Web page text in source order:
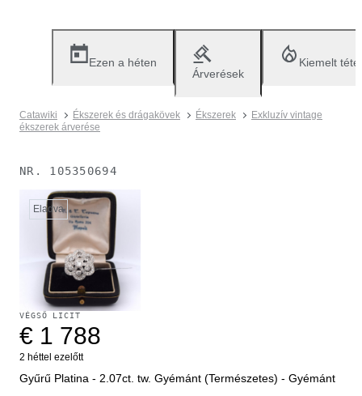
Ezen a héten
Árverések
Kiemelt
Catawiki Ékszerek és drágakövek Ékszerek
Exkluzív vintage
ékszerek árverése
NR. 105350694
Eladva
VÉGSŐ LICIT
€ 1 788
2 héttel ezelőtt
Gyűrű Platina - 2.07ct. tw. Gyémánt (Természetes) - Gyémánt